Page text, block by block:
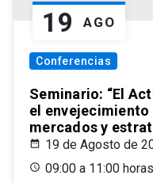
19 AGO
Conferencias
Seminario: “El
el
mercados y
19 de Agosto de
09:00 a 11:00 horas